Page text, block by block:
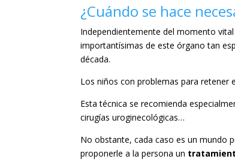
¿Cuándo se hace
​Independientemente del momento
importantísimas de este órgano tan
década.
Los niños con problemas para retener
Esta técnica se recomienda
cirugías uroginecológicas…
No obstante, cada caso es un mundo
proponerle a la persona un